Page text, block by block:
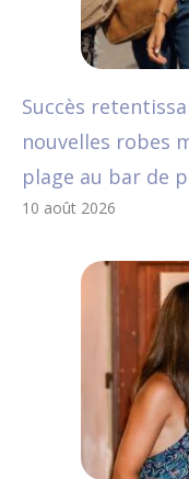
Succès
nouvelles robes
plage au bar de
10 août 2026